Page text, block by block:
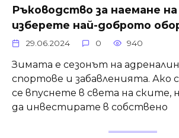
Ръководство за наемане на
изберете най-доброто
29.06.2024 0 940
Зимата е сезонът на
спортове и забавленията. Ако
се впуснете в света на ските,
да инвестирате в собствено